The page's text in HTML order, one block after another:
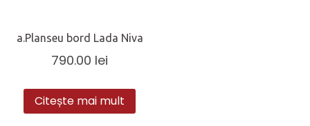
a.Planseu bord Lada Niva
790.00 lei
Citește mai mult